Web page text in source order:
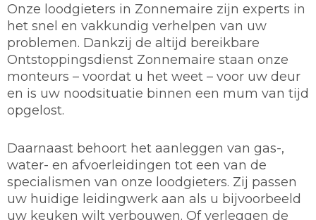
Onze loodgieters in Zonnemaire zijn experts in
het snel en vakkundig verhelpen van uw
problemen. Dankzij de altijd bereikbare
Ontstoppingsdienst Zonnemaire staan onze
monteurs – voordat u het weet – voor uw deur
en is uw noodsituatie binnen een mum van tijd
opgelost.
Daarnaast behoort het aanleggen van gas-,
water- en afvoerleidingen tot een van de
specialismen van onze loodgieters. Zij passen
uw huidige leidingwerk aan als u bijvoorbeeld
uw keuken wilt verbouwen. Of verleggen de